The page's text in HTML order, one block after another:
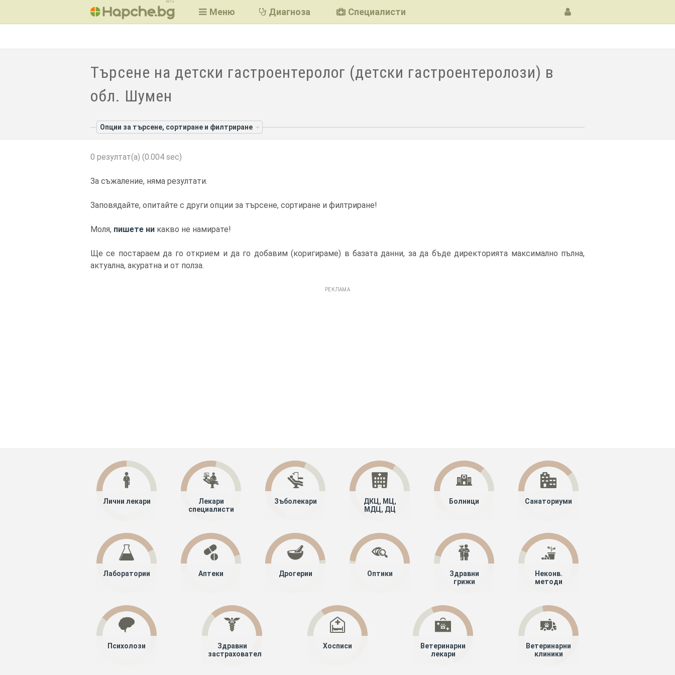
BETA
Меню Диагноза Специалисти
Търсене на детски гастроентеролог (детски гастроентеролози) в
обл. Шумен
Опции за търсене, сортиране и филтриране
0 резултат(а) (0.004 sec)
За съжаление, няма резултати.
Заповядайте, опитайте с други опции за търсене, сортиране и филтриране!
Моля, пишете ни какво не намирате!
Ще се постараем да го открием и да го добавим (коригираме) в базата данни, за да бъде директорията максимално пълна,
актуална, акуратна и от полза.
РЕКЛАМА
Лични лекари
Лекари
специалисти
Зъболекари
ДКЦ, МЦ,
МДЦ, ДЦ
Болници Санаториуми
Лаборатории Аптеки Дрогерии Оптики
Здравни
грижи
Неконв.
методи
Психолози
Здравни
застрахователи
Хосписи
Ветеринарни
лекари
Ветеринарни
клиники